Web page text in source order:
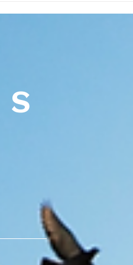
宰」：當童年的呼喊被聽